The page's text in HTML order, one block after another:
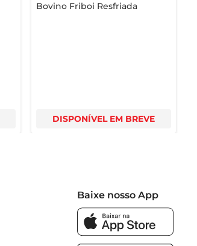
Bovino Friboi Resfriada
DISPONÍVEL EM BREVE
Baixe nosso App